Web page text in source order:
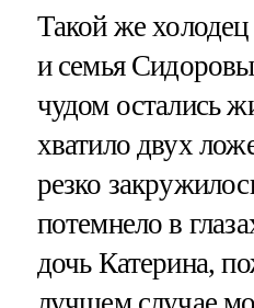
Такой же
и семья
чудом остались
хватило двух
резко
потемнело в
дочь Катерина,